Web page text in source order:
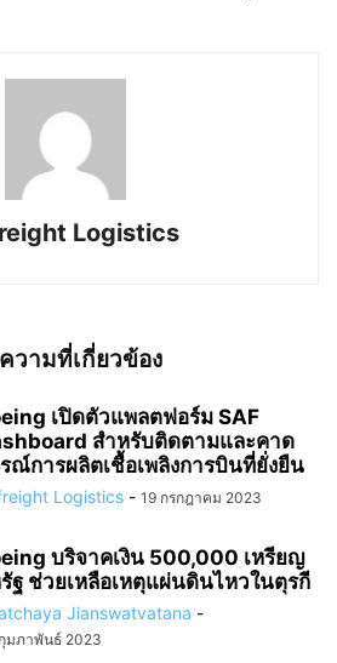
Logistics
วามที่เกี่ยวข้อง
เปิดตัวแพลตฟอร์ม SAF
สำหรับติดตามและคาด
ณ์การผลิตเชื้อเพลิงการบินที่ยั่งยืน
Logistics - 19 กรกฎาคม 2023
บริจาคเงิน 500,000 เหรียญ
ฐ ช่วยเหลือเหตุแผ่นดินไหวในตุรกี
Jianswatvatana -
มภาพันธ์ 2023